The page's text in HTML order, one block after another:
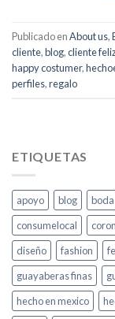
Publicado enAbout us,
cliente,blog,cliente
happy costumer,
perfiles,regalo
ETIQUETAS
apoyo blog boda
consumelocal
diseño
fashion
guayaberas finas
hecho en mexico